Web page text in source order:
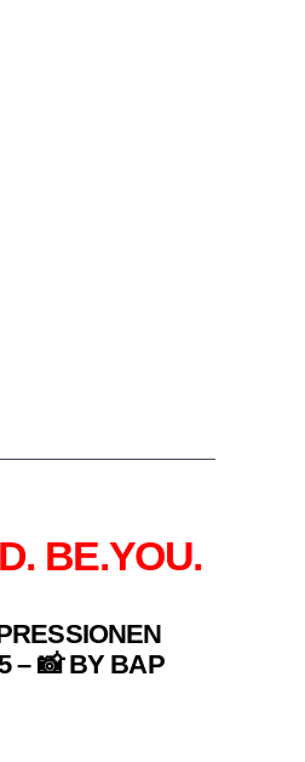
BE.YOU.
– 📸 BY BAP